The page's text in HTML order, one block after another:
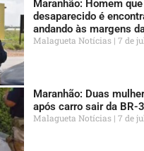
Maranhão: Homem
desaparecido é
andando às margens
Malagueta Notícias 7 de
Maranhão: Duas
após carro sair da BR-
Malagueta Notícias 7 de